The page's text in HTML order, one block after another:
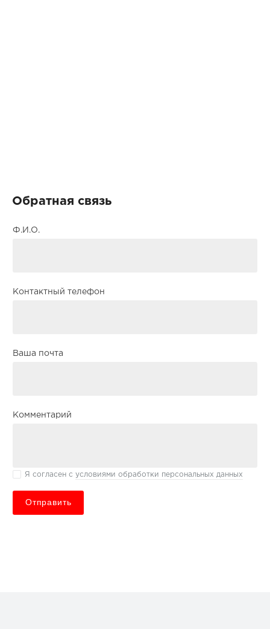
Обратная связь
Ф.И.О.
Контактный телефон
Ваша почта
Комментарий
Я согласен сусловиями обработки персональных данных
Отправить